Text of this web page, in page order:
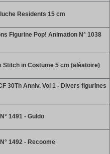
Residents 15 cm
Figurine Pop! Animation N° 1038
in Costume 5 cm (aléatoire)
30Th Anniv. Vol 1 - Divers figurines
1491 - Guldo
1492 - Recoome